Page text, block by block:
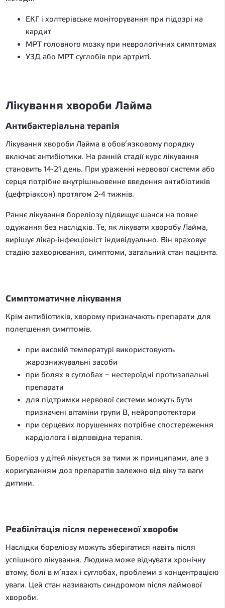
ЕКГ і холтерівське моніторування при підозрі на
кардит
МРТ головного мозку при неврологічних симптомах
УЗД або МРТ суглобів при артриті.
Лікування хвороби Лайма
Антибактеріальна терапія
Лікування хвороби Лайма в обов’язковому порядку
включає антибіотики. На ранній стадії курс лікування
становить 14-21 день. При ураженні нервової системи або
серця потрібне внутрішньовенне введення антибіотиків
(цефтріаксон) протягом 2-4 тижнів.
Раннє лікування бореліозу підвищує шанси на повне
одужання без наслідків. Те, як лікувати хворобу Лайма,
вирішує лікар-інфекціоніст індивідуально. Він враховує
стадію захворювання, симптоми, загальний стан пацієнта.
Симптоматичне лікування
Крім антибіотиків, хворому призначають препарати для
полегшення симптомів.
при високій температурі використовують
жарознижувальні засоби
при болях в суглобах – нестероїдні протизапальні
препарати
для підтримки нервової системи можуть бути
призначені вітаміни групи B, нейропротектори
при серцевих порушеннях потрібне спостереження
кардіолога і відповідна терапія.
Бореліоз у дітей лікується за тими ж принципами, але з
коригуванням доз препаратів залежно від віку та ваги
дитини.
Реабілітація після перенесеної хвороби
Наслідки бореліозу можуть зберігатися навіть після
успішного лікування. Людина може відчувати хронічну
втому, болі в м’язах і суглобах, проблеми з концентрацією
уваги. Цей стан називають синдромом після лаймової
хвороби.